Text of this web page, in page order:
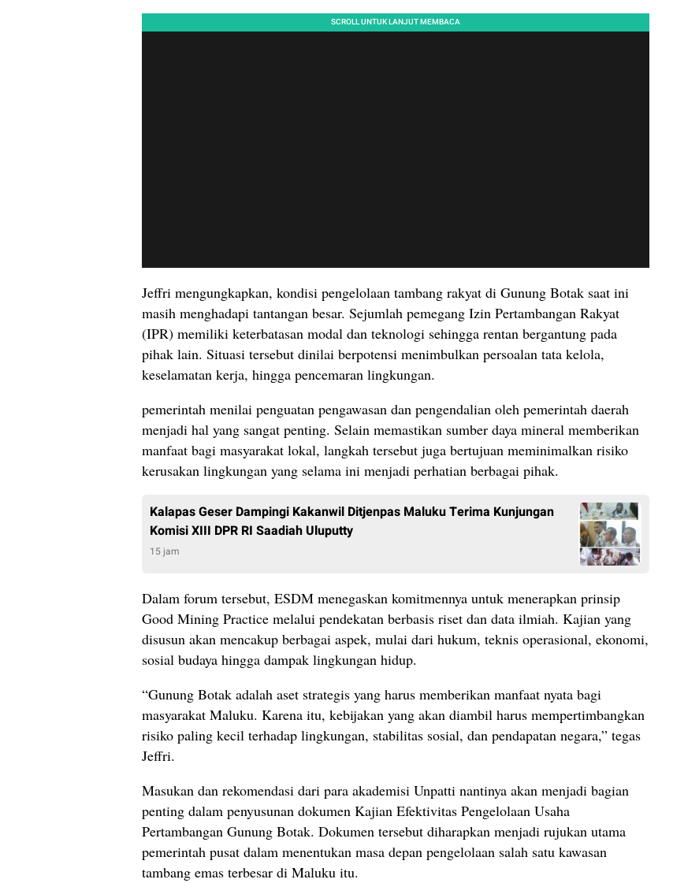
Jeffri mengungkapkan, kondisi pengelolaan tambang rakyat di Gunung Botak saat ini
masih menghadapi tantangan besar. Sejumlah pemegang Izin Pertambangan Rakyat
(IPR) memiliki keterbatasan modal dan teknologi sehingga rentan bergantung pada
pihak lain. Situasi tersebut dinilai berpotensi menimbulkan persoalan tata kelola,
keselamatan kerja, hingga pencemaran lingkungan.
pemerintah menilai penguatan pengawasan dan pengendalian oleh pemerintah daerah
menjadi hal yang sangat penting. Selain memastikan sumber daya mineral memberikan
manfaat bagi masyarakat lokal, langkah tersebut juga bertujuan meminimalkan risiko
kerusakan lingkungan yang selama ini menjadi perhatian berbagai pihak.
Kalapas Geser Dampingi Kakanwil Ditjenpas Maluku Terima Kunjungan
Komisi XIII DPR RI Saadiah Uluputty
15 jam
Dalam forum tersebut, ESDM menegaskan komitmennya untuk menerapkan prinsip
Good Mining Practice melalui pendekatan berbasis riset dan data ilmiah. Kajian yang
disusun akan mencakup berbagai aspek, mulai dari hukum, teknis operasional, ekonomi,
sosial budaya hingga dampak lingkungan hidup.
“Gunung Botak adalah aset strategis yang harus memberikan manfaat nyata bagi
masyarakat Maluku. Karena itu, kebijakan yang akan diambil harus mempertimbangkan
risiko paling kecil terhadap lingkungan, stabilitas sosial, dan pendapatan negara,” tegas
Jeffri.
Masukan dan rekomendasi dari para akademisi Unpatti nantinya akan menjadi bagian
penting dalam penyusunan dokumen Kajian Efektivitas Pengelolaan Usaha
Pertambangan Gunung Botak. Dokumen tersebut diharapkan menjadi rujukan utama
pemerintah pusat dalam menentukan masa depan pengelolaan salah satu kawasan
tambang emas terbesar di Maluku itu.